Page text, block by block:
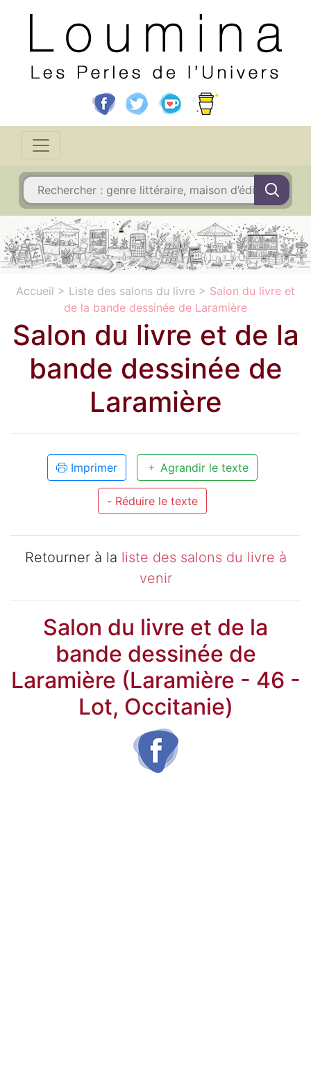
Accueil > Liste des salons du livre > Salon du livre et
de la bande dessinée de Laramière
Salon du livre et de la
bande dessinée de
Laramière
Imprimer Agrandir le texte
- Réduire le texte
Retourner à la liste des salons du livre à
venir
Salon du livre et de la
bande dessinée de
Laramière (Laramière - 46 -
Lot, Occitanie)